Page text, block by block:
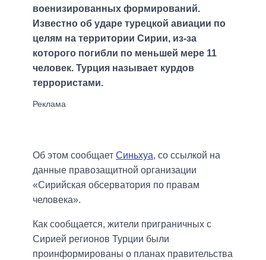
военизированных формирований.
Известно об ударе турецкой авиации по
целям на территории Сирии, из-за
которого погибли по меньшей мере 11
человек. Турция называет курдов
террористами.
Об этом сообщает Синьхуа, со ссылкой на
данные правозащитной организации
«Сирийская обсерватория по правам
человека».
Как сообщается, жители приграничных с
Сирией регионов Турции были
проинформированы о планах правительства